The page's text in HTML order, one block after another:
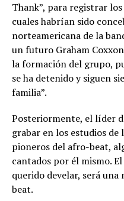
Thank”, para registrar
cuales habrían sido
norteamericana de la
un futuro Graham
la formación del grupo,
se ha detenido y siguen
familia”.
Posteriormente, el líder
grabar en los estudios
pioneros del afro-beat,
cantados por él mismo.
querido develar, será
beat.